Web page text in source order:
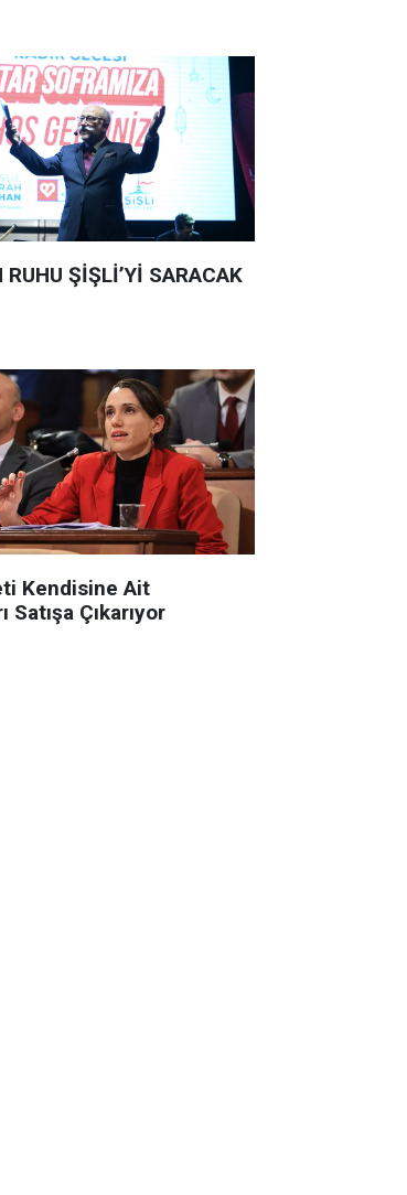
ŞİŞLİ’Yİ SARACAK
Kendisine Ait
Satışa Çıkarıyor